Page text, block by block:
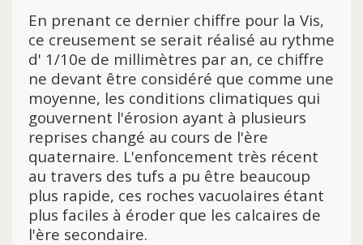
En prenant ce dernier chiffre pour la Vis,
ce creusement se serait réalisé au rythme
d' 1/10e de millimètres par an, ce chiffre
ne devant être considéré que comme une
moyenne, les conditions climatiques qui
gouvernent l'érosion ayant à plusieurs
reprises changé au cours de l'ère
quaternaire. L'enfoncement très récent
au travers des tufs a pu être beaucoup
plus rapide, ces roches vacuolaires étant
plus faciles à éroder que les calcaires de
l'ère secondaire.